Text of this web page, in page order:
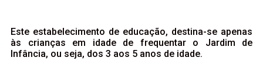
Este estabelecimento de educação, destina-se apenas
às crianças em idade de frequentar o Jardim de
Infância, ou seja, dos 3 aos 5 anos de idade.